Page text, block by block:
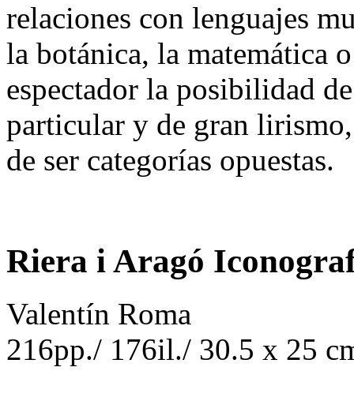
relaciones con lenguajes
la botánica, la matemática
espectador la posibilidad
particular y de gran
de ser categorías opuestas.
Riera i Aragó
Valentín Roma
216pp./ 176il./ 30.5 x 25